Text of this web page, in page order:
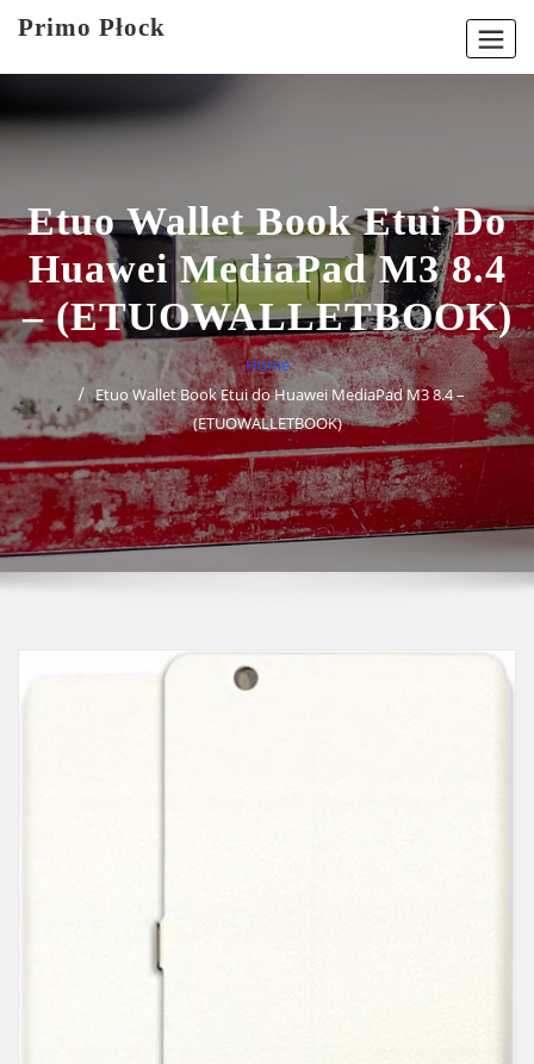
Primo Płock
Etuo Wallet Book Etui Do
Huawei MediaPad M3 8.4
– (ETUOWALLETBOOK)
Home
Etuo Wallet Book Etui do Huawei MediaPad M3 8.4 –
(ETUOWALLETBOOK)